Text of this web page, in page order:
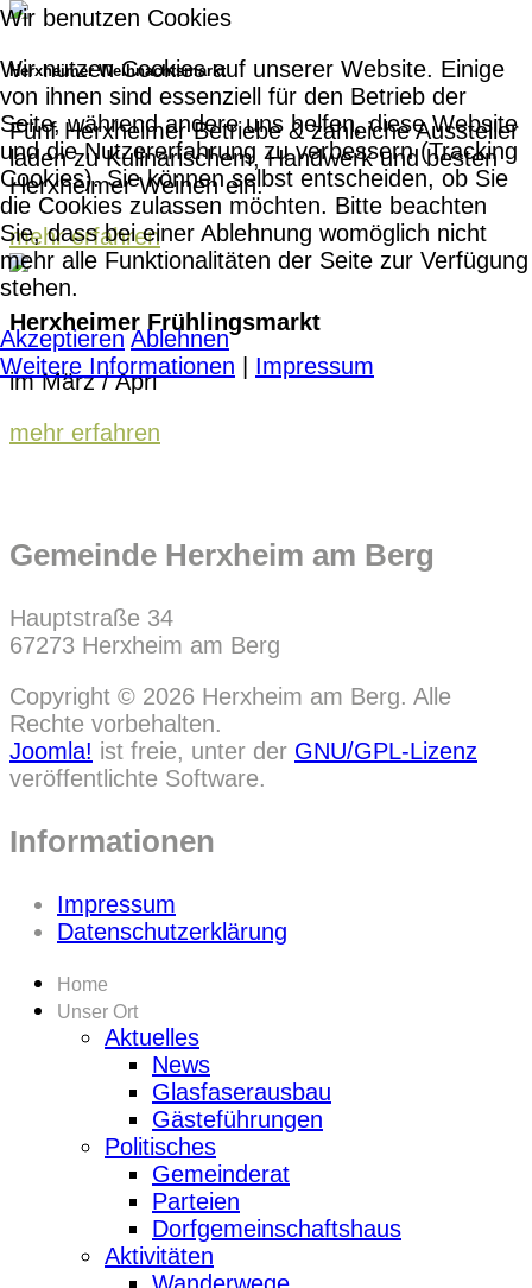
Herxheimer Weihnachtsmarkt
Fünf Herxheimer Betriebe & zahleiche Aussteller
laden zu Kulinarischem, Handwerk und besten
Herxheimer Weinen ein.
mehr erfahren
Herxheimer Frühlingsmarkt
im März / Apri
mehr erfahren
Gemeinde Herxheim am Berg
Hauptstraße 34
67273 Herxheim am Berg
Copyright © 2026 Herxheim am Berg. Alle
Rechte vorbehalten.
Joomla! ist freie, unter der GNU/GPL-Lizenz
veröffentlichte Software.
Informationen
Impressum
Datenschutzerklärung
Home
Unser Ort
Aktuelles
News
Glasfaserausbau
Gästeführungen
Politisches
Gemeinderat
Parteien
Dorfgemeinschaftshaus
Aktivitäten
Wir benutzen Cookies
Wir nutzen Cookies auf unserer Website. Einige
von ihnen sind essenziell für den Betrieb der
Seite, während andere uns helfen, diese Website
und die Nutzererfahrung zu verbessern (Tracking
Cookies). Sie können selbst entscheiden, ob Sie
die Cookies zulassen möchten. Bitte beachten
Sie, dass bei einer Ablehnung womöglich nicht
mehr alle Funktionalitäten der Seite zur Verfügung
stehen.
Akzeptieren Ablehnen
Weitere Informationen
Impressum